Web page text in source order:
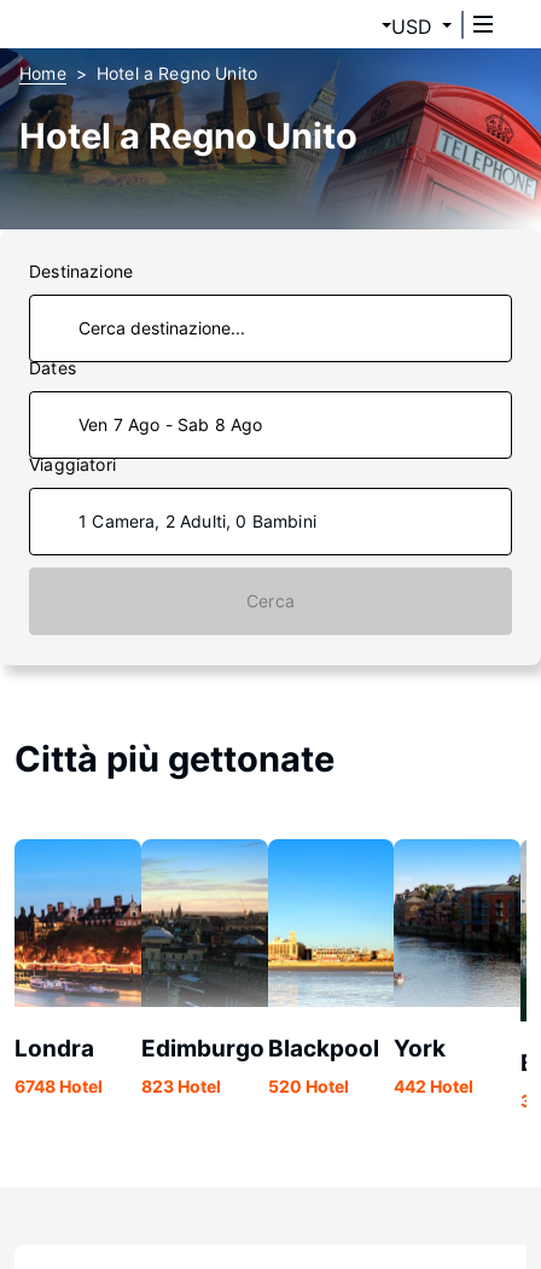
USD
Home Hotel a Regno Unito
Hotel a Regno Unito
Destinazione
Dates
Ven 7 Ago - Sab 8 Ago
Viaggiatori
1 Camera, 2 Adulti, 0 Bambini
Cerca
Città più gettonate
Londra
6748 Hotel
Edimburgo
823 Hotel
Blackpool
520 Hotel
York
442 Hotel